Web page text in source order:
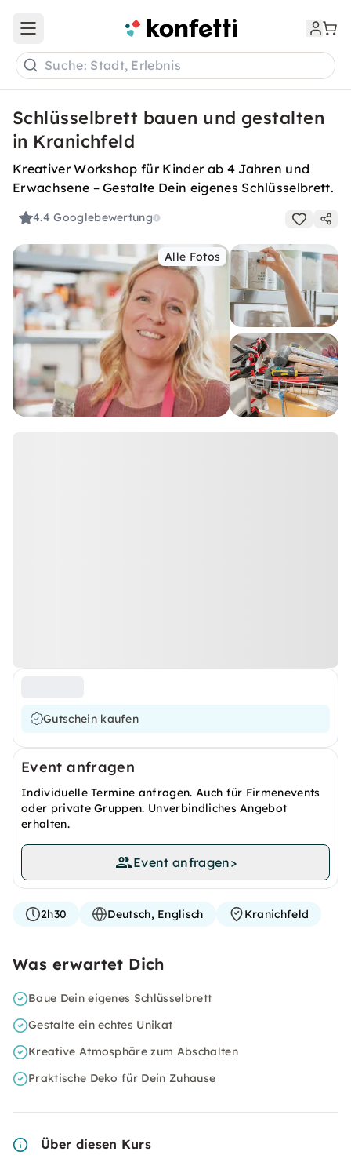
Open main menu
Suche: Stadt, Erlebnis
Schlüsselbrett bauen und gestalten
in Kranichfeld
Kreativer Workshop für Kinder ab 4 Jahren und
Erwachsene – Gestalte Dein eigenes Schlüsselbrett.
4.4Googlebewertung
Alle Fotos
Gutschein kaufen
Event anfragen
Individuelle Termine anfragen. Auch für Firmenevents
oder private Gruppen. Unverbindliches Angebot
erhalten.
Event anfragen>
2h30 Deutsch, Englisch Kranichfeld
Was erwartet Dich
Baue Dein eigenes Schlüsselbrett
Gestalte ein echtes Unikat
Kreative Atmosphäre zum Abschalten
Praktische Deko für Dein Zuhause
Über diesen Kurs